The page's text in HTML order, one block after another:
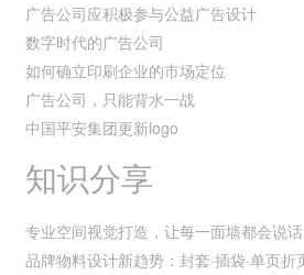
广告公司应积极参与公益广告设计
数字时代的广告公司
如何确立印刷企业的市场定位
广告公司，只能背水一战
中国平安集团更新logo
知识分享
专业空间视觉打造，让每一面墙都会说话